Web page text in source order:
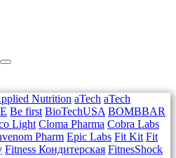
Nutrition aTech aTech
Be first BioTechUSA BOMBBAR
Light Cloma Pharma Cobra Labs
Pharm Epic Labs Fit Kit Fit
Fitness Кондитерская FitnesShock